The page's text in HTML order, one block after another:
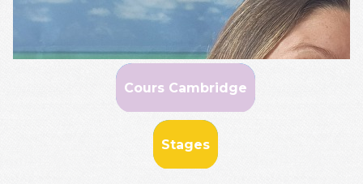
Cours Cambridge
Stages